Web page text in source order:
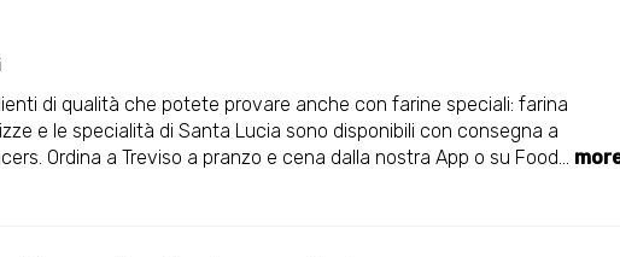
di qualità che potete provare anche con farine speciali: farina
e le specialità di Santa Lucia sono disponibili con consegna a
Ordina a Treviso a pranzo e cena dalla nostra App o su Food...